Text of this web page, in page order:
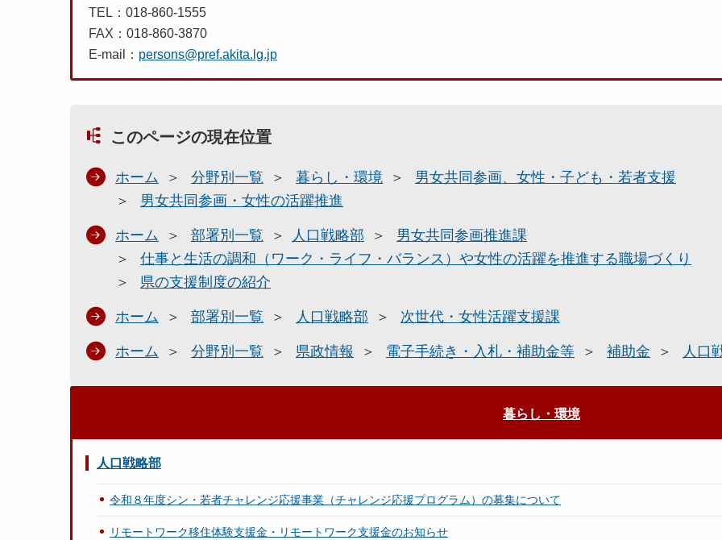
TEL：018-860-1555
FAX：018-860-3870
E-mail： persons@pref.akita.lg.jp
このページの現在位置
ホーム 分野別一覧 暮らし・環境
男女共同参画、女性・子ども・若者支援
男女共同参画・女性の活躍推進
ホーム 部署別一覧 人口戦略部
男女共同参画推進課
仕事と生活の調和（ワーク・ライフ・バランス）や女性の活躍を推進する職場づくり
県の支援制度の紹介
ホーム 部署別一覧 人口戦略部 次世代・女性活躍支援課
ホーム 分野別一覧 県政情報 電子手続き・入札・補助金等 補助金 人口
暮らし・環境
人口戦略部
令和８年度シン・若者チャレンジ応援事業（チャレンジ応援プログラム）の募集について
リモートワーク移住体験支援金・リモートワーク支援金のお知らせ